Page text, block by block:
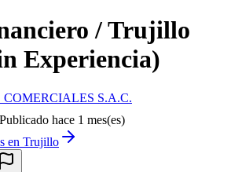
/ Trujillo
Experiencia)
S.A.C.
Publicado hace 1 mes(es)
en Trujillo